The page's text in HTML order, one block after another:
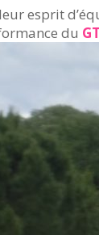
esprit
du